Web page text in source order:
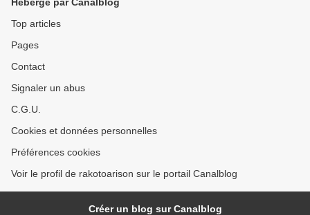
Top articles
Pages
Contact
Signaler un abus
C.G.U.
Cookies et données personnelles
Préférences cookies
Voir le profil de rakotoarison sur le portail Canalblog
Créer un blog sur Canalblog